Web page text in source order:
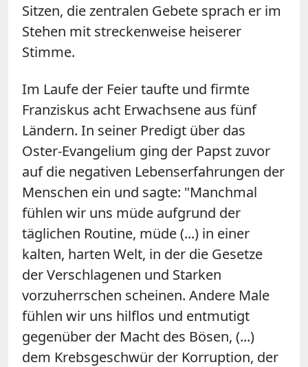
Sitzen, die zentralen Gebete sprach er im
Stehen mit streckenweise heiserer
Stimme.
Im Laufe der Feier taufte und firmte
Franziskus acht Erwachsene aus fünf
Ländern. In seiner Predigt über das
Oster-Evangelium ging der Papst zuvor
auf die negativen Lebenserfahrungen der
Menschen ein und sagte: "Manchmal
fühlen wir uns müde aufgrund der
täglichen Routine, müde (...) in einer
kalten, harten Welt, in der die Gesetze
der Verschlagenen und Starken
vorzuherrschen scheinen. Andere Male
fühlen wir uns hilflos und entmutigt
gegenüber der Macht des Bösen, (...)
dem Krebsgeschwür der Korruption, der